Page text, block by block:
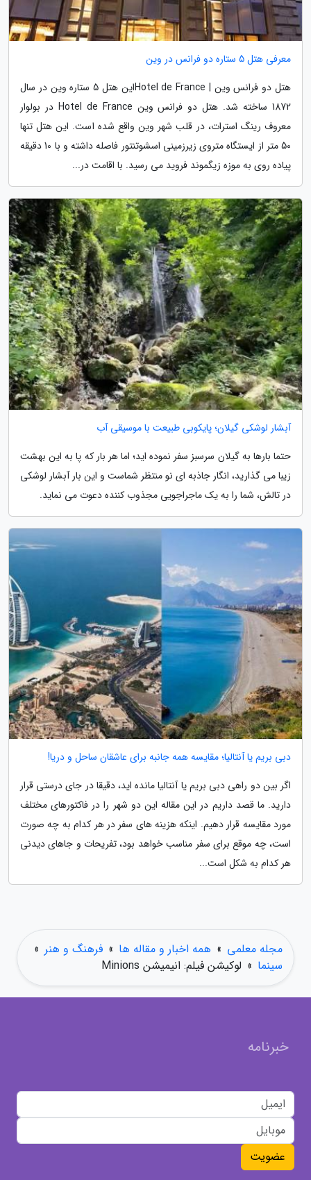
معرفی هتل 5 ستاره دو فرانس در وین
هتل دو فرانس وین | Hotel de Franceاین هتل 5 ستاره وین در سال
1872 ساخته شد. هتل دو فرانس وین Hotel de France در بولوار
معروف رینگ استرات، در قلب شهر وین واقع شده است. این هتل تنها
50 متر از ایستگاه متروی زیرزمینی اسشوتنتور فاصله داشته و با 10 دقیقه
پیاده روی به موزه زیگموند فروید می رسید. با اقامت در...
آبشار لوشکی گیلان؛ پایکوبی طبیعت با موسیقی آب
حتما بارها به گیلان سرسبز سفر نموده اید؛ اما هر بار که پا به این بهشت
زیبا می گذارید، انگار جاذبه ای نو منتظر شماست و این بار آبشار لوشکی
در تالش، شما را به یک ماجراجویی مجذوب کننده دعوت می نماید.
دبی بریم یا آنتالیا؛ مقایسه همه جانبه برای عاشقان ساحل و دریا!
اگر بین دو راهی دبی بریم یا آنتالیا مانده اید، دقیقا در جای درستی قرار
دارید. ما قصد داریم در این مقاله این دو شهر را در فاکتورهای مختلف
مورد مقایسه قرار دهیم. اینکه هزینه های سفر در هر کدام به چه صورت
است، چه موقع برای سفر مناسب خواهد بود، تفریحات و جاهای دیدنی
هر کدام به شکل است...
مجله معلمی » همه اخبار و مقاله ها » فرهنگ و هنر »
سینما » لوکیشن فیلم: انیمیشن Minions
خبرنامه
عضویت